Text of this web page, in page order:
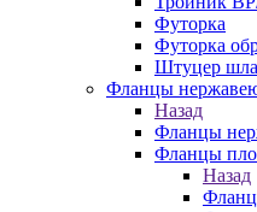
Футорка
Футорка
Штуцер
Фланцы
Назад
Фланцы
Фланцы
Назад